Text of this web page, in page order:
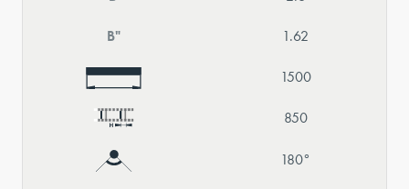
B" 1.62
1500
850
180°